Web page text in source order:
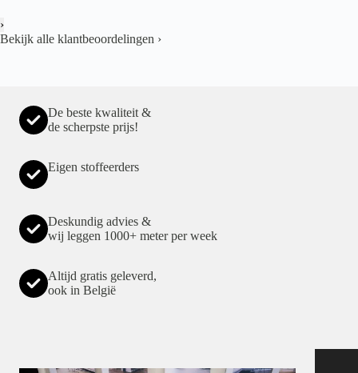
›
Bekijk alle klantbeoordelingen ›
De beste kwaliteit &
de scherpste prijs!
Eigen stoffeerders
Deskundig advies &
wij leggen 1000+ meter per week
Altijd gratis geleverd,
ook in België